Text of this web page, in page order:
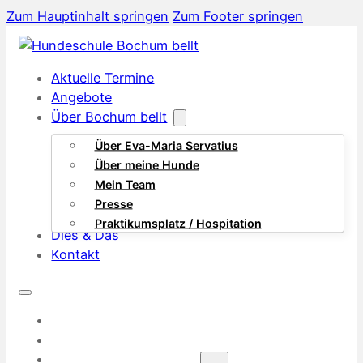
Zum Hauptinhalt springen Zum Footer springen
Aktuelle Termine
Angebote
Über Bochum bellt
Über Eva-Maria Servatius
Über meine Hunde
Mein Team
Presse
Praktikumsplatz / Hospitation
Dies & Das
Kontakt